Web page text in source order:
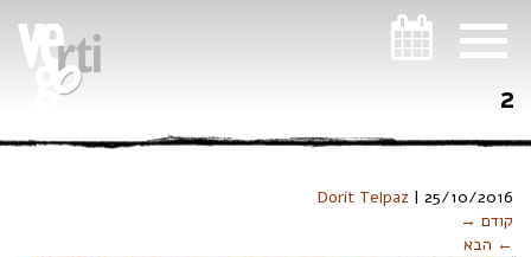
2
Dorit Telpaz | 25/10/2016
קודם →
← הבא